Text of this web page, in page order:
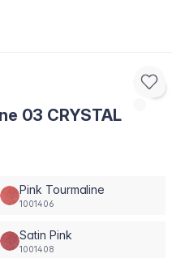
03 CRYSTAL
Pink Tourmaline
1001406
Satin Pink
1001408